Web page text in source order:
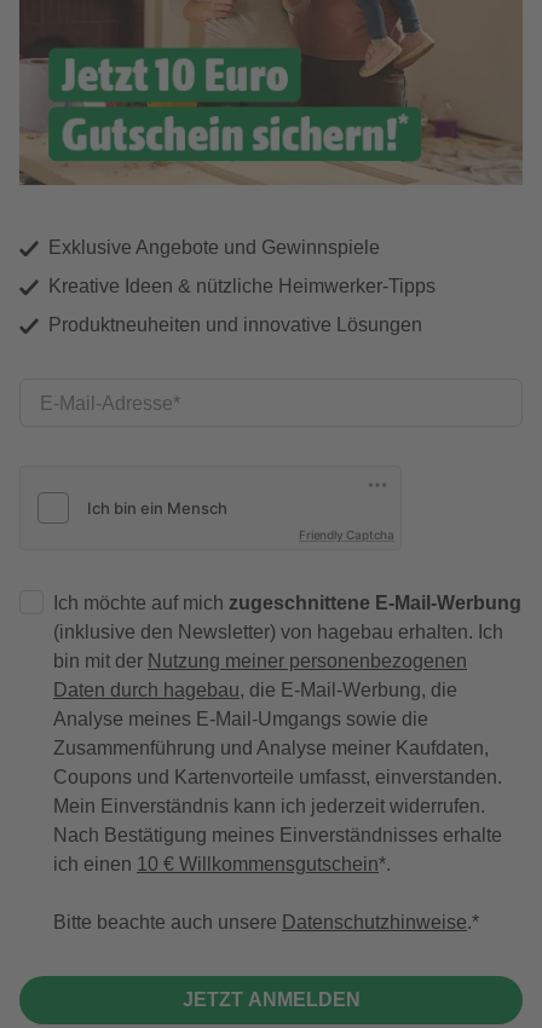
Exklusive Angebote und Gewinnspiele
Kreative Ideen & nützliche Heimwerker-Tipps
Produktneuheiten und innovative Lösungen
E-Mail-Adresse
Friendly Captcha
Ich möchte auf mich zugeschnittene E-Mail-Werbung
(inklusive den Newsletter) von hagebau erhalten. Ich
bin mit der Nutzung meiner personenbezogenen
Daten durch hagebau, die E-Mail-Werbung, die
Analyse meines E-Mail-Umgangs sowie die
Zusammenführung und Analyse meiner Kaufdaten,
Coupons und Kartenvorteile umfasst, einverstanden.
Mein Einverständnis kann ich jederzeit widerrufen.
Nach Bestätigung meines Einverständnisses erhalte
ich einen 10 € Willkommensgutschein*.
Bitte beachte auch unsere Datenschutzhinweise.
JETZT ANMELDEN